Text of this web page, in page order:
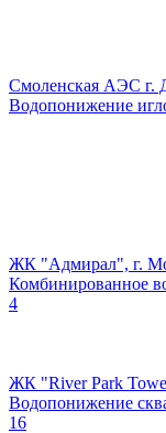
Смоленская АЭС г.
Водопонижение
ЖК "Адмирал", г.
Комбинированное
4
ЖК "River Park
Водопонижение
16